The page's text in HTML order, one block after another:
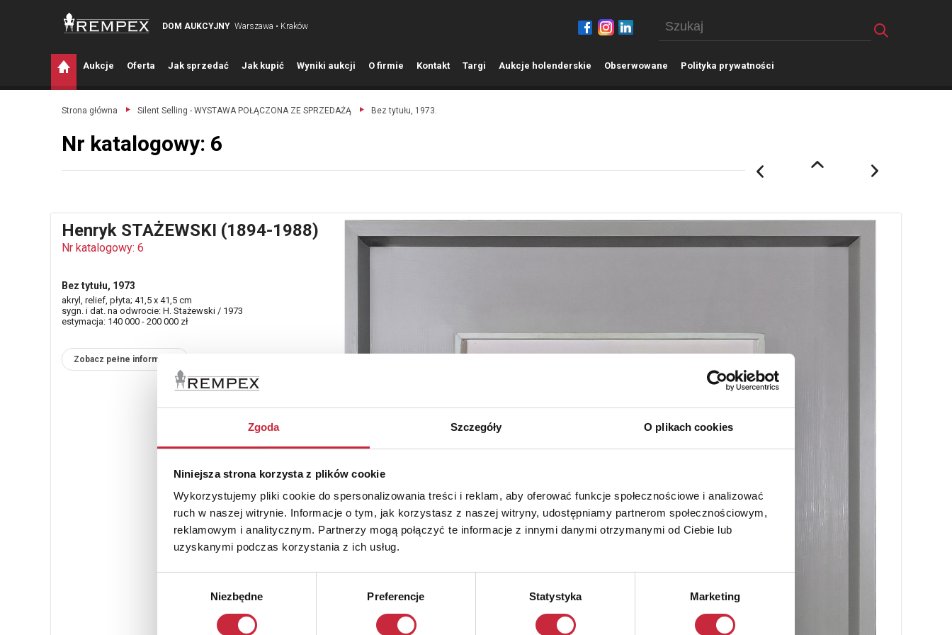
Zgoda Szczegóły O plikach cookies
Niniejsza strona korzysta z plików cookie
Wykorzystujemy pliki cookie do spersonalizowania treści i reklam, aby oferować funkcje społecznościowe i analizować
ruch w naszej witrynie. Informacje o tym, jak korzystasz z naszej witryny, udostępniamy partnerom społecznościowym,
reklamowym i analitycznym. Partnerzy mogą połączyć te informacje z innymi danymi otrzymanymi od Ciebie lub
uzyskanymi podczas korzystania z ich usług.
Niezbędne Preferencje Statystyka Marketing
DOM AUKCYJNY Warszawa • Kraków
Aukcje Oferta Jak sprzedać Jak kupić Wyniki aukcji O firmie Kontakt Targi Aukcje holenderskie Obserwowane Polityka prywatności
Strona główna Silent Selling - WYSTAWA POŁĄCZONA ZE SPRZEDAŻĄ Bez tytułu, 1973.
Nr katalogowy: 6
Henryk STAŻEWSKI (1894-1988)
Nr katalogowy: 6
Bez tytułu, 1973
akryl, relief, płyta; 41,5 x 41,5 cm
sygn. i dat. na odwrocie: H. Stażewski / 1973
estymacja: 140 000 - 200 000 zł
Zobacz pełne informacje